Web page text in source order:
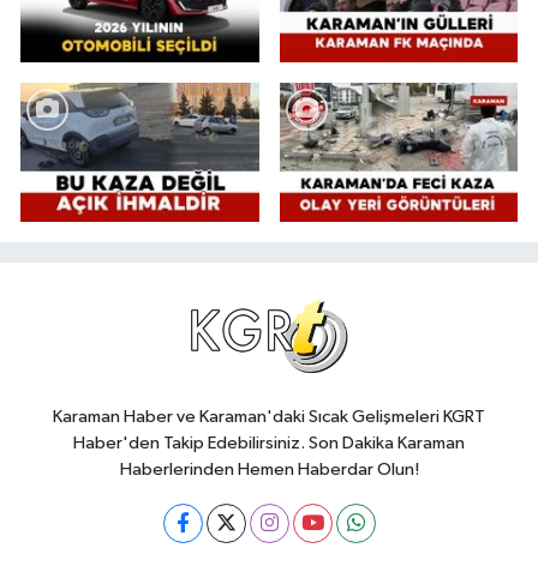
Karaman Haber ve Karaman'daki Sıcak Gelişmeleri KGRT
Haber'den Takip Edebilirsiniz. Son Dakika Karaman
Haberlerinden Hemen Haberdar Olun!